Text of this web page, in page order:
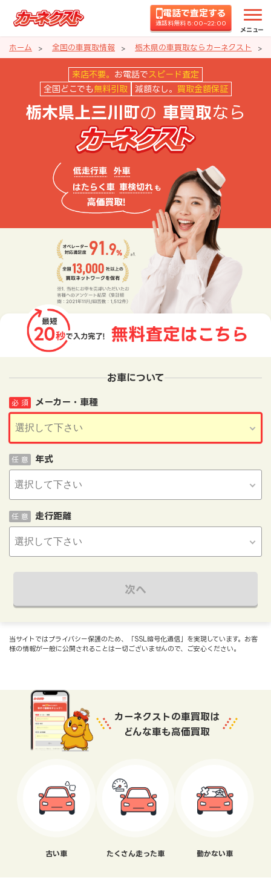
電話で査定する
通話料無料 8:00~22:00
メニュー
ホーム 全国の車買取情報 栃木県の車買取ならカーネクスト
栃木県上三川町の車買取ならカ
来店不要。 お電話で スピード査定
全国どこでも 無料引取 減額なし。 買取金額保証
栃木県上三川町の 車買取なら
お車について
メーカー・車種
必 須
年式
任 意
走行距離
任 意
次へ
当サイトではプライバシー保護のため、「SSL暗号化通信」を実現しています。お客
様の情報が一般に公開されることは一切ございませんので、ご安心ください。
カーネクストの車買取は
どんな車も高価買取
古い車 たくさん走った車 動かない車